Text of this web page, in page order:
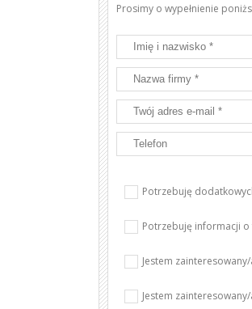
Prosimy o wypełnienie
Potrzebuję
Potrzebuję informacji o
Jestem
Jestem